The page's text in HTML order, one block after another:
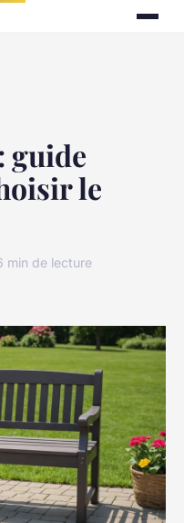
guide
le
de lecture